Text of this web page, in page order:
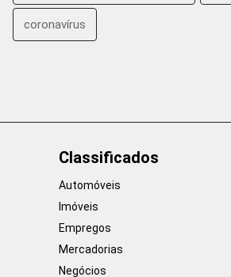
coronavírus
Classificados
Automóveis
Imóveis
Empregos
Mercadorias
Negócios